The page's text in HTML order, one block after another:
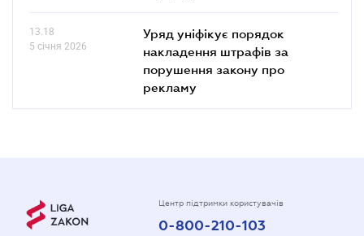
13.18
5 січня 2026
Уряд уніфікує порядок
накладення штрафів за
порушення закону про
рекламу
Центр підтримки користувачів
0-800-210-103